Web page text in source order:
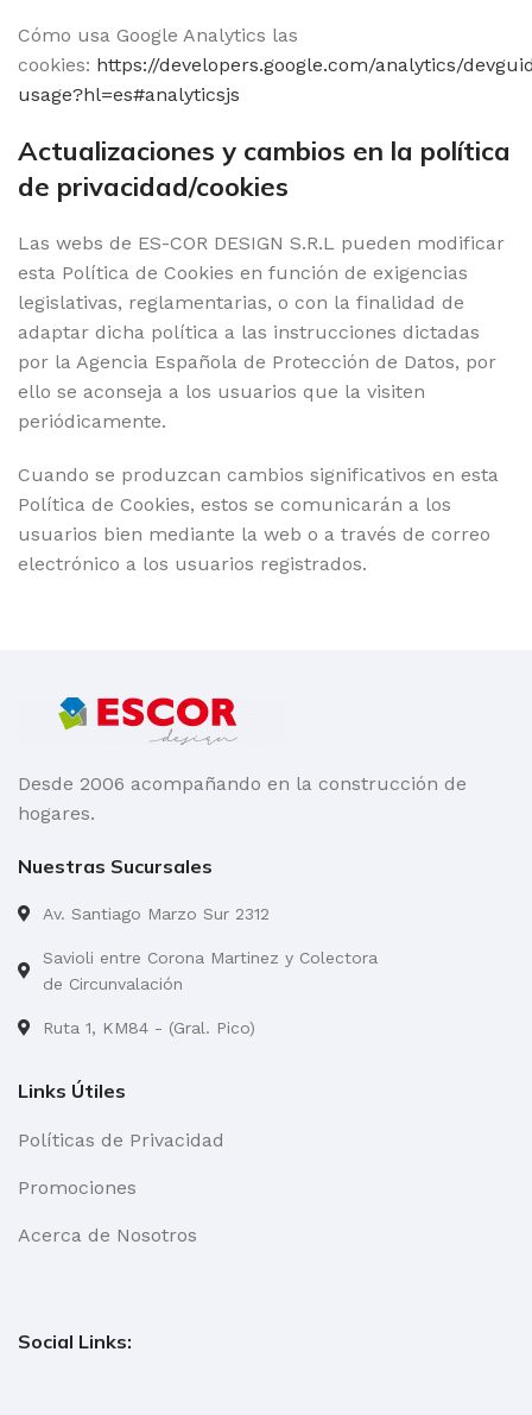
Cómo usa Google Analytics las
cookies: https://developers.google.com/analytics/
usage?hl=es#analyticsjs
Actualizaciones y cambios en la política
de privacidad/cookies
Las webs de ES-COR DESIGN S.R.L pueden modificar
esta Política de Cookies en función de exigencias
legislativas, reglamentarias, o con la finalidad de
adaptar dicha política a las instrucciones dictadas
por la Agencia Española de Protección de Datos, por
ello se aconseja a los usuarios que la visiten
periódicamente.
Cuando se produzcan cambios significativos en esta
Política de Cookies, estos se comunicarán a los
usuarios bien mediante la web o a través de correo
electrónico a los usuarios registrados.
Desde 2006 acompañando en la construcción de
hogares.
Nuestras Sucursales
Av. Santiago Marzo Sur 2312
Savioli entre Corona Martinez y Colectora
de Circunvalación
Ruta 1, KM84 - (Gral. Pico)
Links Útiles
Políticas de Privacidad
Promociones
Acerca de Nosotros
Social Links: